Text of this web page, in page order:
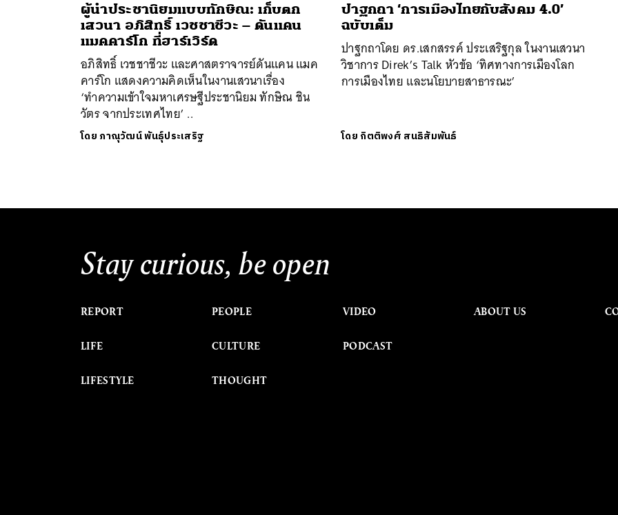
ผู้นำประชานิยมแบบทักษิณ: เก็บตก
เสวนา อภิสิทธิ์ เวชชาชีวะ – ดันแคน
แมคคาร์โก ที่ฮาร์เวิร์ด
อภิสิทธิ์ เวชชาชีวะ และศาสตราจารย์ดันแคน แมค
คาร์โก แสดงความคิดเห็นในงานเสวนาเรื่อง
‘ทำความเข้าใจมหาเศรษฐีประชานิยม ทักษิณ ชิน
วัตร จากประเทศไทย’ ..
โดย ภาณุวัฒน์ พันธุ์ประเสริฐ
ปาฐกถา ‘การเมืองไทยกับสังคม 4.0’
ฉบับเต็ม
ปาฐกถาโดย ดร.เสกสรรค์ ประเสริฐกุล ในงานเสวนา
วิชาการ Direk’s Talk หัวข้อ ‘ทิศทางการเมืองโลก
การเมืองไทย และนโยบายสาธารณะ’
โดย กิตติพงศ์ สนธิสัมพันธ์
Stay curious, be open
REPORT
LIFE
LIFESTYLE
PEOPLE
CULTURE
THOUGHT
VIDEO
PODCAST
ABOUT US